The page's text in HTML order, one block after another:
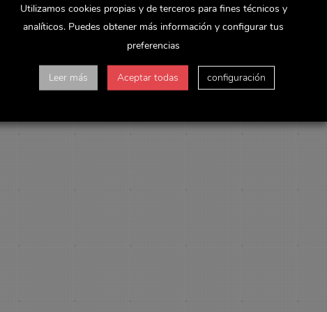
Utilizamos cookies propias y de terceros para fines técnicos y
analíticos. Puedes obtener más información y configurar tus
preferencias
Leer más Aceptar todas configuración